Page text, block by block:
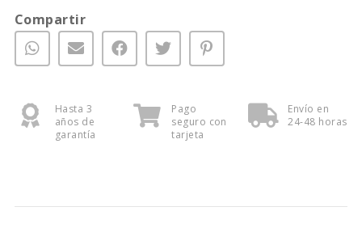
Compartir
Hasta 3
años de
garantía
Pago
seguro con
tarjeta
Envío en
24-48 horas